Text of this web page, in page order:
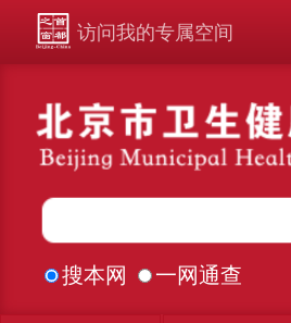
访问我的专属空间
搜本网 一网通查